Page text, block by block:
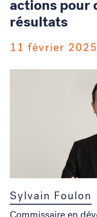
actions pour
résultats
11 février 2025
Sylvain Foulon